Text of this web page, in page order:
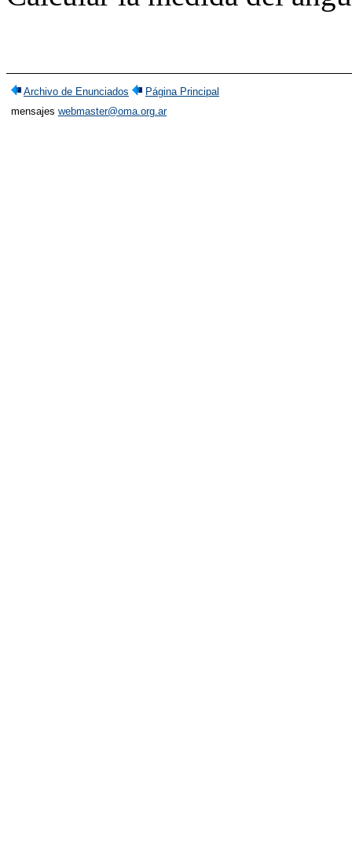
Archivo de Enunciados
Página Principal
mensajes webmaster@oma.org.ar